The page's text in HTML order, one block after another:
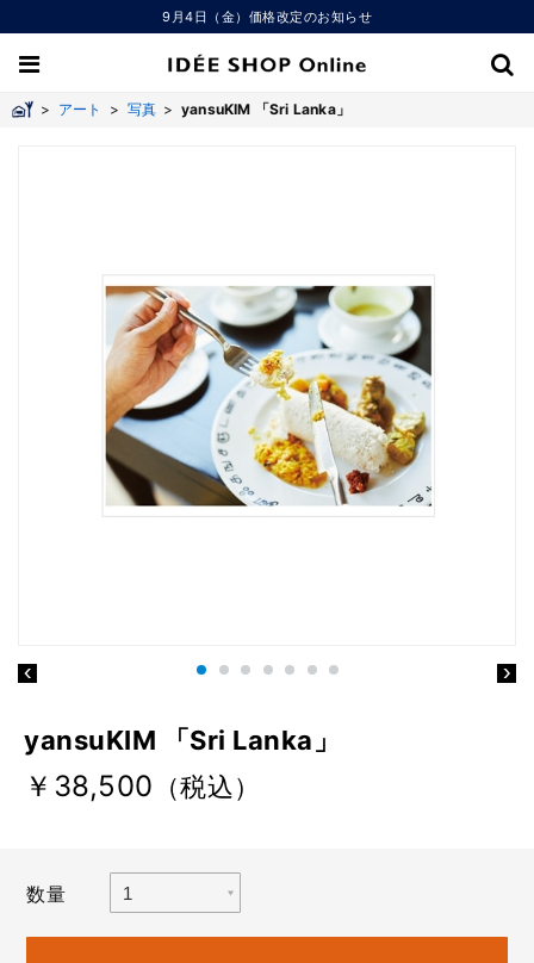
9月4日（金）価格改定のお知らせ
> アート > 写真 >yansuKIM 「Sri Lanka」
yansuKIM 「Sri Lanka」
￥38,500 （税込）
数量